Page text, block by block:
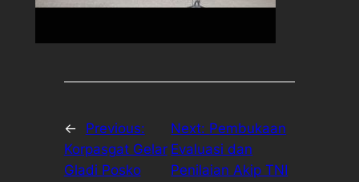
←
Previous:
Korpasgat Gelar
Gladi Posko
Next: Pembukaan
Evaluasi dan
Penilaian Akip TNI